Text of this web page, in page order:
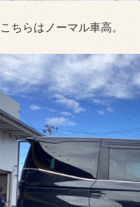
こちらはノーマル車高。